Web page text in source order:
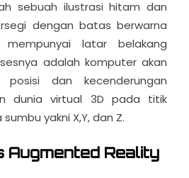
sebuah ilustrasi hitam dan
dengan batas berwarna
latar belakang
adalah komputer akan
posisi dan kecenderungan
dunia virtual 3D pada titik
yakni X,Y, dan Z.
Augmented Reality